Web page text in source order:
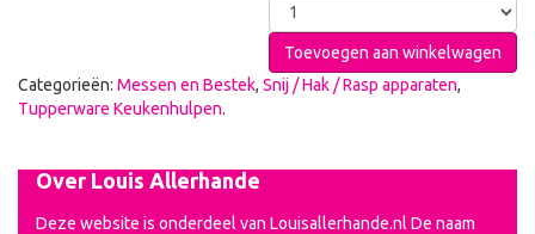
Toevoegen aan winkelwagen
Categorieën: Messen en Bestek, Snij / Hak / Rasp apparaten,
Tupperware Keukenhulpen.
Over Louis Allerhande
Deze website is onderdeel van Louisallerhande.nl De naam